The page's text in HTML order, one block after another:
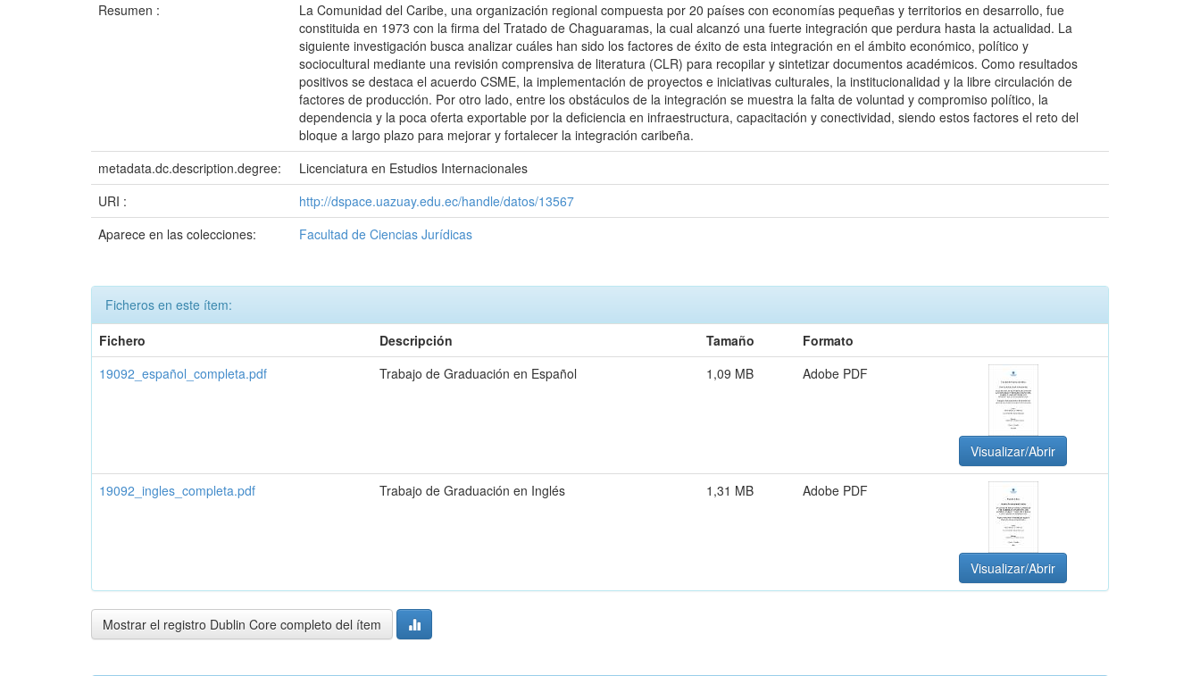
Resumen :
La Comunidad del Caribe, una organización regional compuesta por 20 países con economías pequeñas y territorios en desarrollo, fue
constituida en 1973 con la firma del Tratado de Chaguaramas, la cual alcanzó una fuerte integración que perdura hasta la actualidad. La
siguiente investigación busca analizar cuáles han sido los factores de éxito de esta integración en el ámbito económico, político y
sociocultural mediante una revisión comprensiva de literatura (CLR) para recopilar y sintetizar documentos académicos. Como resultados
positivos se destaca el acuerdo CSME, la implementación de proyectos e iniciativas culturales, la institucionalidad y la libre circulación de
factores de producción. Por otro lado, entre los obstáculos de la integración se muestra la falta de voluntad y compromiso político, la
dependencia y la poca oferta exportable por la deficiencia en infraestructura, capacitación y conectividad, siendo estos factores el reto del
bloque a largo plazo para mejorar y fortalecer la integración caribeña.
metadata.dc.description.degree:
Licenciatura en Estudios Internacionales
URI :
http://dspace.uazuay.edu.ec/handle/datos/13567
Aparece en las colecciones:
Facultad de Ciencias Jurídicas
Ficheros en este ítem:
Fichero
Descripción Tamaño
Formato
19092_español_completa.pdf
Trabajo de Graduación en Español 1,09 MB Adobe PDF
Visualizar/Abrir
19092_ingles_completa.pdf Trabajo de Graduación en Inglés 1,31 MB Adobe PDF
Visualizar/Abrir
Mostrar el registro Dublin Core completo del ítem